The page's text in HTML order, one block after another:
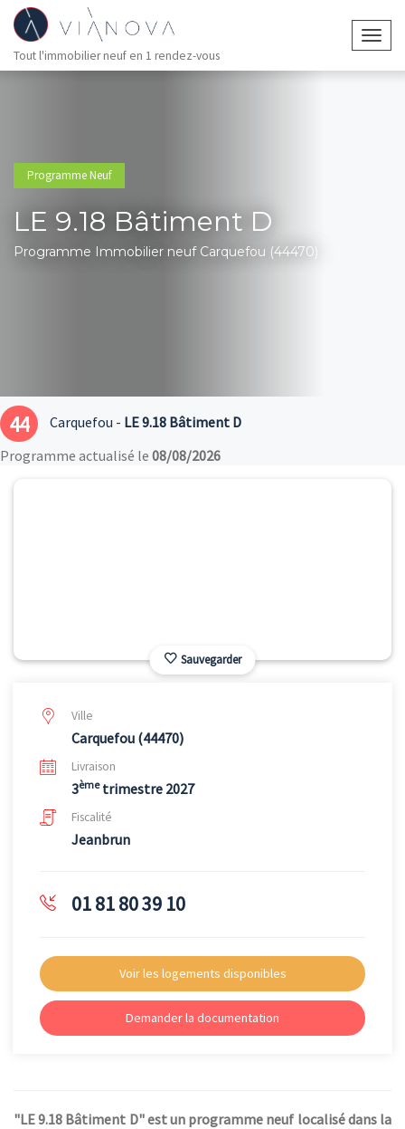
Tout l'immobilier neuf en 1 rendez-vous
Programme Neuf
LE 9.18 Bâtiment D
Programme Immobilier neuf Carquefou (44470)
44 Carquefou - LE 9.18 Bâtiment D
Programme actualisé le 08/08/2026
Sauvegarder
Ville
Carquefou (44470)
Livraison
3èmetrimestre 2027
Fiscalité
Jeanbrun
01 81 80 39 10
Voir les logements disponibles
Demander la documentation
"LE 9.18 Bâtiment D" est un programme neuf localisé dans la